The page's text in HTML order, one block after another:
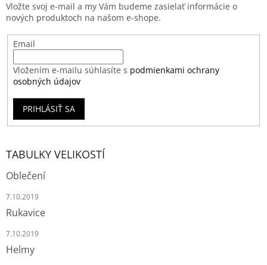
Vložte svoj e-mail a my Vám budeme zasielať informácie o
nových produktoch na našom e-shope.
Email
Vložením e-mailu súhlasíte s podmienkami ochrany
osobných údajov
PRIHLÁSIŤ SA
TABULKY VELIKOSTÍ
Oblečení
7.10.2019
Rukavice
7.10.2019
Helmy